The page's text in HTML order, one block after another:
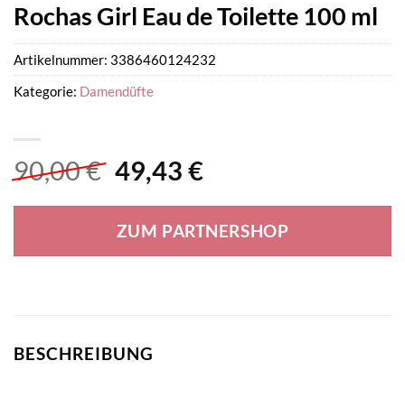
Rochas Girl Eau de Toilette 100 ml
90,00€ Ursprünglicher
war:
90,00 €
49,43 €Aktueller
ist:
49,43 €.
ZUM PARTNERSHOP
Artikelnummer: 3386460124232
Kategorie: Damendüfte
BESCHREIBUNG